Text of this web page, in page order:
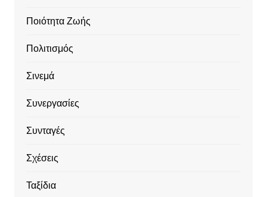
Ποιότητα Ζωής
Πολιτισμός
Σινεμά
Συνεργασίες
Συνταγές
Σχέσεις
Ταξίδια